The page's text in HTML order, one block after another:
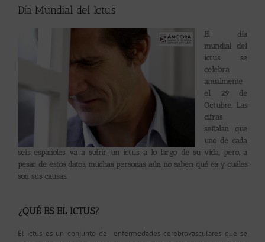
Día Mundial del Ictus
El día
mundial del
ictus se
celebra
anualmente
el 29 de
Octubre. Las
cifras
señalan que
uno de cada
seis españoles va a sufrir un ictus a lo largo de su vida, pero, a
pesar de estos datos, muchas personas aún no saben qué es y cuáles
son sus causas.
¿QUÉ ES EL ICTUS?
El ictus es un conjunto de enfermedades cerebrovasculares que se